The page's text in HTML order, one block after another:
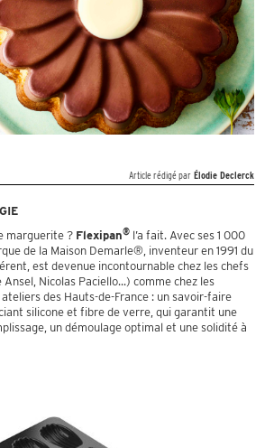
Article rédigé par Élodie Declerck
marguerite ? Flexipan® l’a fait. Avec ses 1 000
de la Maison Demarle®, inventeur en 1991 du
est devenue incontournable chez les chefs
Nicolas Paciello...) comme chez les
des Hauts-de-France : un savoir-faire
silicone et fibre de verre, qui garantit une
un démoulage optimal et une solidité à